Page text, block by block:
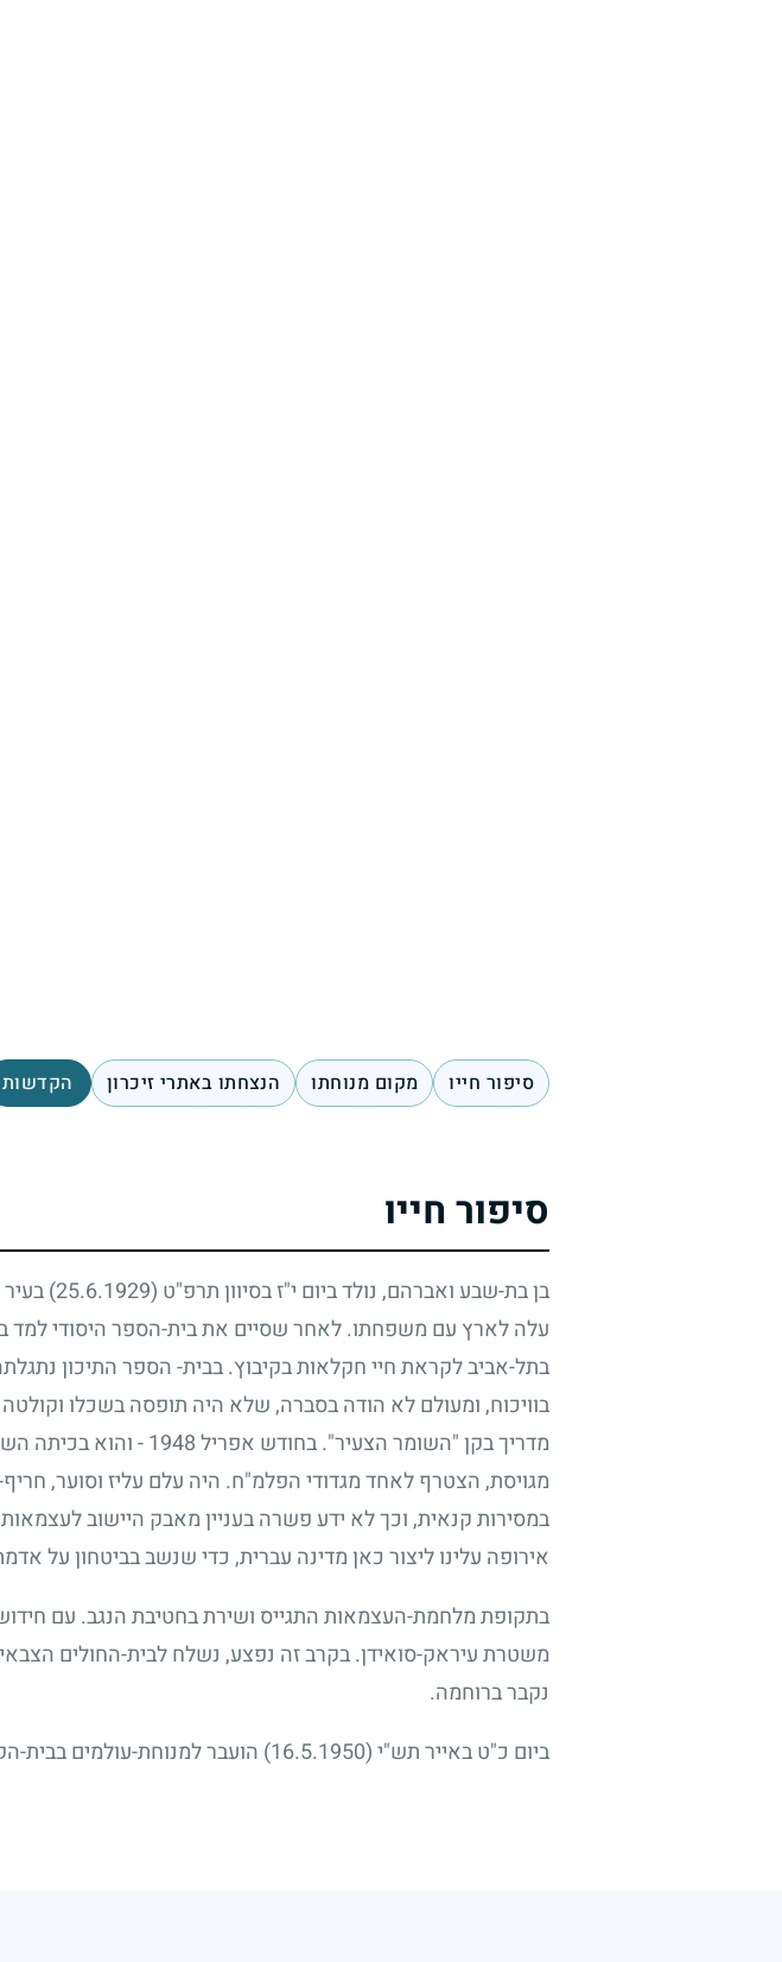
סיפור חייו מקום מנוחתו הנצחתו באתרי זיכרון הקדשות
סיפור חייו
בן בת-שבע ואברהם, נולד ביום י"ז בסיוון תרפ"ט (25.6.1929)
עלה לארץ עם משפחתו. לאחר שסיים את בית-הספר היסודי למד
בתל-אביב לקראת חיי חקלאות בקיבוץ. בבית- הספר התיכון
בוויכוח, ומעולם לא הודה בסברה, שלא היה תופסה בשכלו
מדריך בקן "השומר הצעיר". בחודש אפריל1948- והוא בכיתה
מגויסת, הצטרף לאחד מגדודי הפלמ"ח. היה עלם עליז וסוער,
במסירות קנאית, וכך לא ידע פשרה בעניין מאבק היישוב
אירופה עלינו ליצור כאן מדינה עברית, כדי שנשב בביטחון על
בתקופת מלחמת-העצמאות התגייס ושירת בחטיבת הנגב. עם
משטרת עיראק-סואידן. בקרב זה נפצע, נשלח לבית-החולים
נקבר ברוחמה.
ביום כ"ט באייר תש"י(16.5.1950) הועבר למנוחת-עולמים בבית-